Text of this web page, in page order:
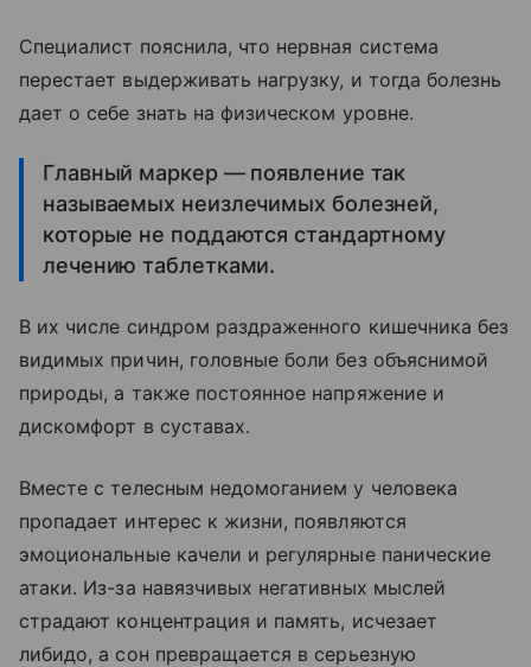
Специалист пояснила, что нервная система
перестает выдерживать нагрузку, и тогда болезнь
дает о себе знать на физическом уровне.
Главный маркер — появление так
называемых неизлечимых болезней,
которые не поддаются стандартному
лечению таблетками.
В их числе синдром раздраженного кишечника без
видимых причин, головные боли без объяснимой
природы, а также постоянное напряжение и
дискомфорт в суставах.
Вместе с телесным недомоганием у человека
пропадает интерес к жизни, появляются
эмоциональные качели и регулярные панические
атаки. Из-за навязчивых негативных мыслей
страдают концентрация и память, исчезает
либидо, а сон превращается в серьезную